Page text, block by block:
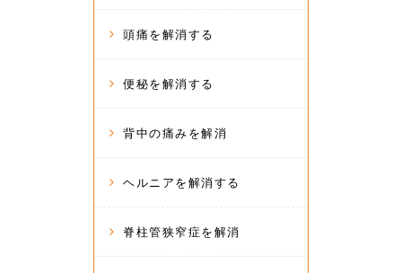
頭痛を解消する
便秘を解消する
背中の痛みを解消
ヘルニアを解消する
脊柱管狭窄症を解消